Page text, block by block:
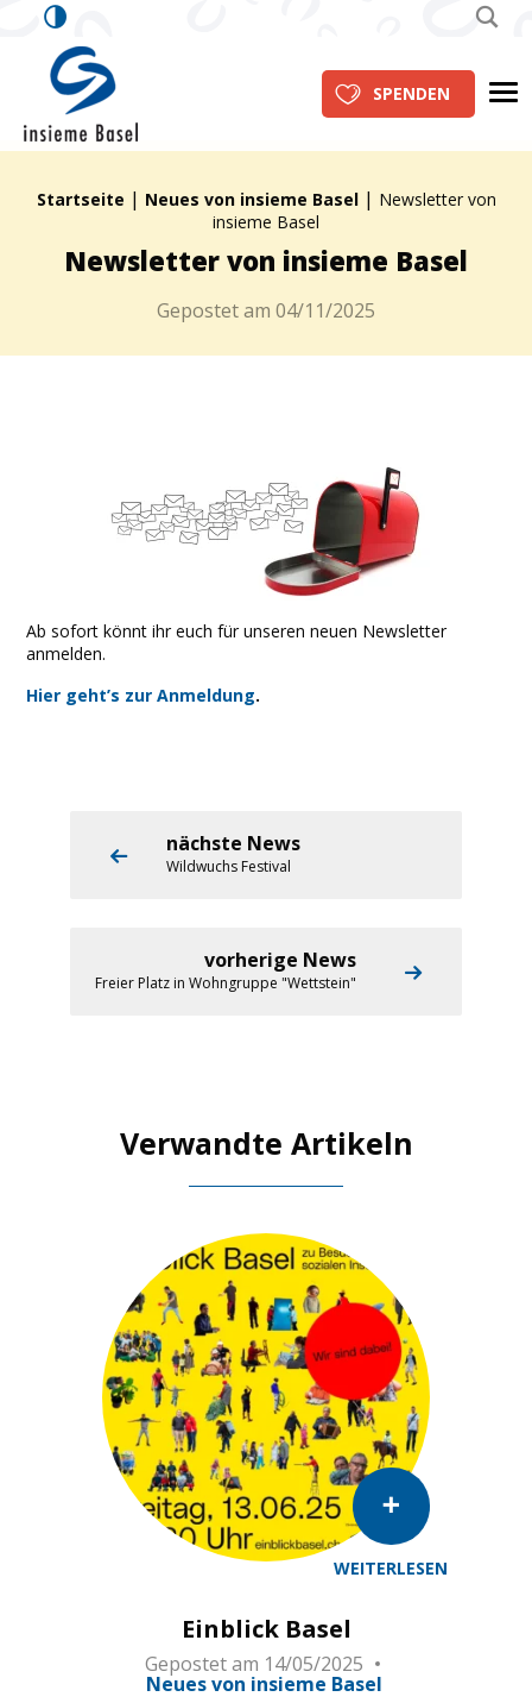
SPENDEN
Brotkrümelpfad:
Startseite | Neues von insieme Basel | Newsletter von
insieme Basel
Newsletter von insieme Basel
Gepostet am 04/11/2025
Ab sofort könnt ihr euch für unseren neuen Newsletter
anmelden.
Hier geht’s zur Anmeldung.
nächste News
Wildwuchs Festival
vorherige News
Freier Platz in Wohngruppe "Wettstein"
Verwandte Artikeln
WEITERLESEN
Einblick Basel
Gepostet am 14/05/2025
Neues von insieme Basel